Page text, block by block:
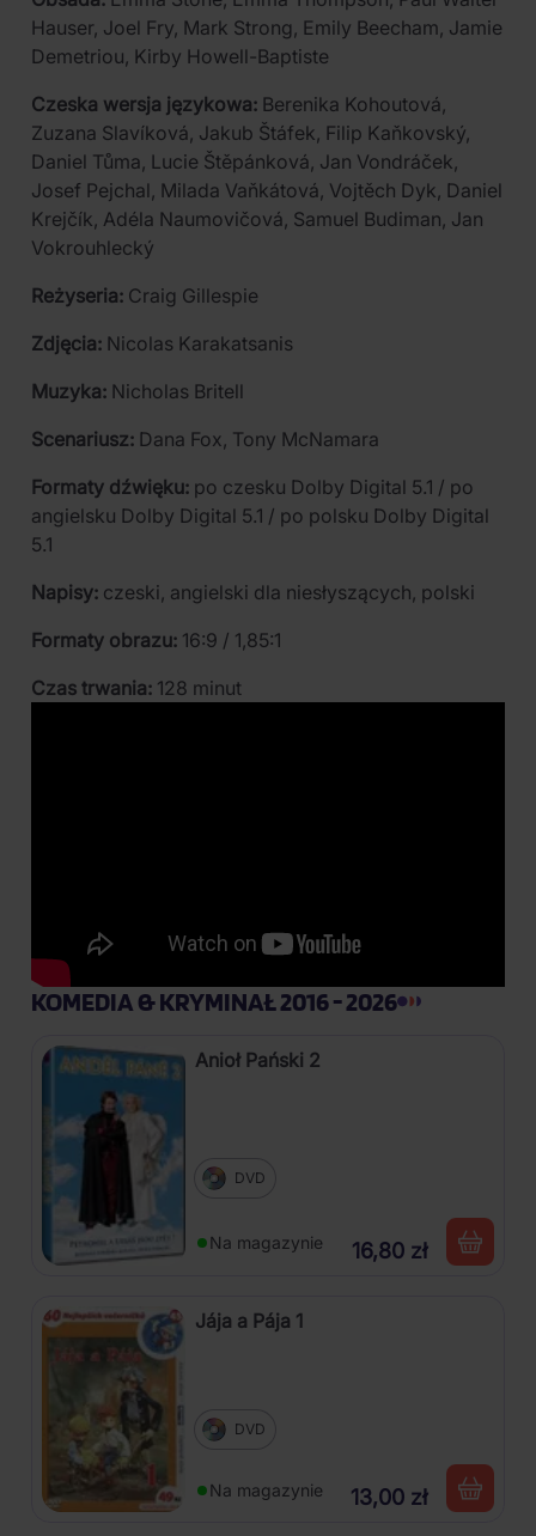
Hauser, Joel Fry, Mark Strong, Emily Beecham, Jamie
Demetriou, Kirby Howell-Baptiste
Czeska wersja językowa: Berenika Kohoutová,
Zuzana Slavíková, Jakub Štáfek, Filip Kaňkovský,
Daniel Tůma, Lucie Štěpánková, Jan Vondráček,
Josef Pejchal, Milada Vaňkátová, Vojtěch Dyk, Daniel
Krejčík, Adéla Naumovičová, Samuel Budiman, Jan
Vokrouhlecký
Reżyseria: Craig Gillespie
Zdjęcia: Nicolas Karakatsanis
Muzyka: Nicholas Britell
Scenariusz: Dana Fox, Tony McNamara
Formaty dźwięku: po czesku Dolby Digital 5.1 / po
angielsku Dolby Digital 5.1 / po polsku Dolby Digital
5.1
Napisy: czeski, angielski dla niesłyszących, polski
Formaty obrazu: 16:9 / 1,85:1
Czas trwania: 128 minut
KOMEDIA & KRYMINAŁ 2016 - 2026
Anioł Pański 2
DVD
Na magazynie 16,80 zł
Jája a Pája 1
DVD
Na magazynie 13,00 zł